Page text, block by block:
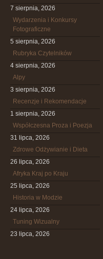
7 sierpnia, 2026
Wydarzenia i Konkursy
Fotograficzne
5 sierpnia, 2026
Rubryka Czytelników
4 sierpnia, 2026
Alpy
3 sierpnia, 2026
Recenzje i Rekomendacje
1 sierpnia, 2026
Współczesna Proza i Poezja
31 lipca, 2026
Zdrowe Odżywianie i Dieta
26 lipca, 2026
Afryka Kraj po Kraju
25 lipca, 2026
Historia w Modzie
24 lipca, 2026
Tuning Wizualny
23 lipca, 2026